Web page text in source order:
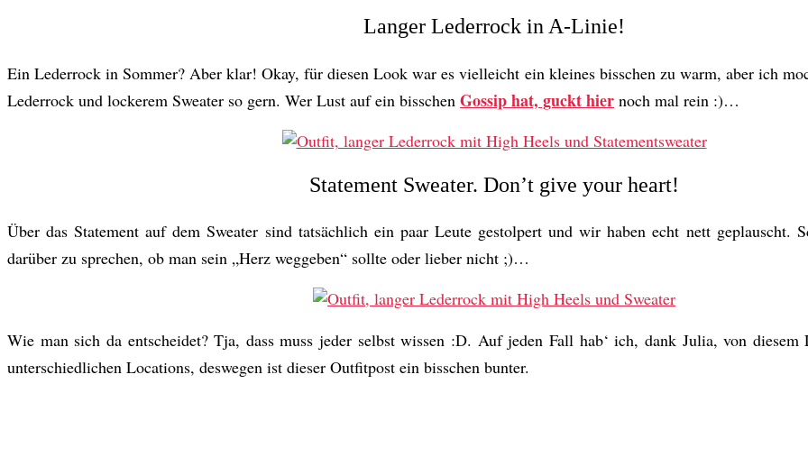
Langer Lederrock in A-Linie!
Ein Lederrock in Sommer? Aber klar! Okay, für diesen Look war es vielleicht ein kleines bisschen zu warm, aber ich
Lederrock und lockerem Sweater so gern. Wer Lust auf ein bisschen Gossip hat, guckt hier noch mal rein :)…
Statement Sweater. Don’t give your heart!
Über das Statement auf dem Sweater sind tatsächlich ein paar Leute gestolpert und wir haben echt nett geplauscht.
darüber zu sprechen, ob man sein „Herz weggeben“ sollte oder lieber nicht ;)…
Wie man sich da entscheidet? Tja, dass muss jeder selbst wissen :D. Auf jeden Fall hab‘ ich, dank Julia, von
unterschiedlichen Locations, deswegen ist dieser Outfitpost ein bisschen bunter.